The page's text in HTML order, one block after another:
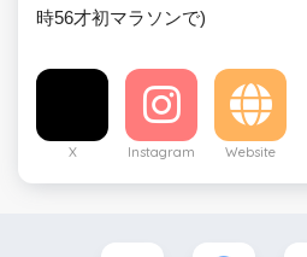
時56才初マラソンで)
X Instagram Website